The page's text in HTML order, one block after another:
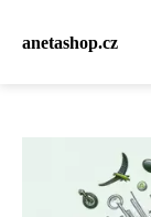
anetashop.cz